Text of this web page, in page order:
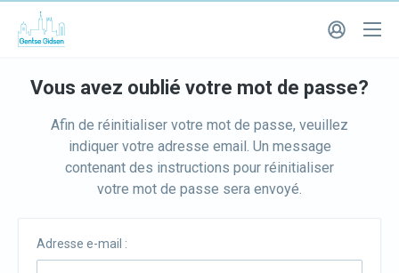
Vous avez oublié votre mot de passe?
Afin de réinitialiser votre mot de passe, veuillez
indiquer votre adresse email. Un message
contenant des instructions pour réinitialiser
votre mot de passe sera envoyé.
Adresse e-mail :